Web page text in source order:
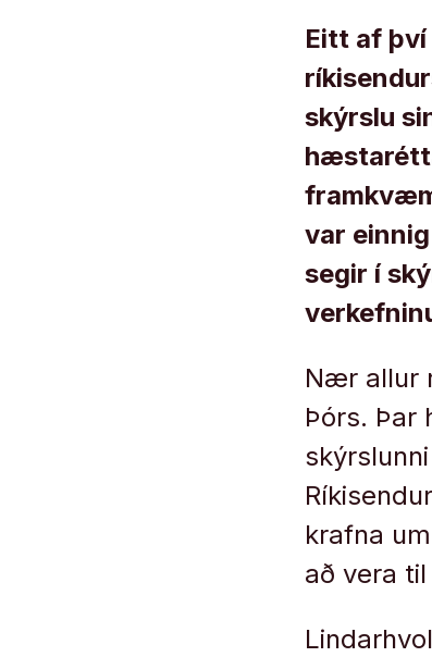
Eitt af
skýrslu
var
segir í
Nær allur
Þórs. Þar
krafna
að vera